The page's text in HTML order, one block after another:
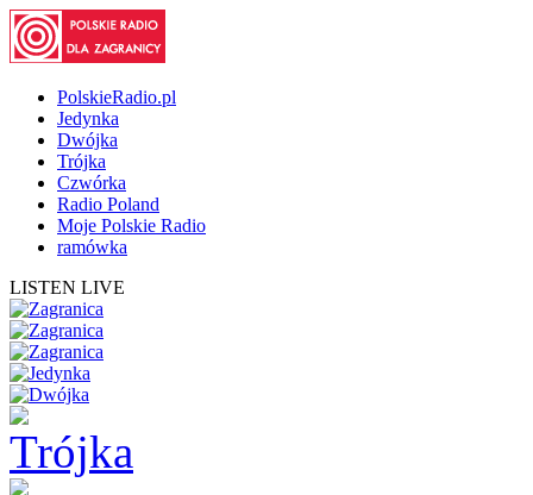
PolskieRadio.pl
Jedynka
Dwójka
Trójka
Czwórka
Radio Poland
Moje Polskie Radio
ramówka
LISTEN LIVE